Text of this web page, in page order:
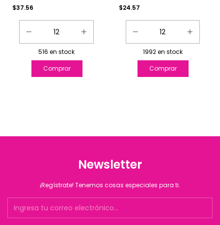
$37.56
516 en stock
$24.57
1992en stock
Newsletter
¡Regístrate! Tenemos cosas especiales para ti.